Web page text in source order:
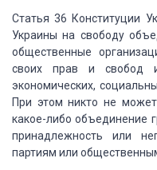
Статья 36 Конституции
Украины на свободу
общественные
своих прав и свобод и
экономических,
При этом никто не
какое-либо объединение
принадлежность или
партиям или